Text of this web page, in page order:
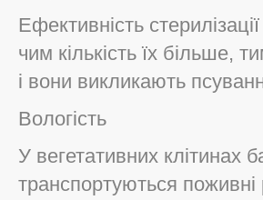
Ефективність
чим кількість їх більше,
і вони викликають
Вологість
У вегетативних клітинах
транспортуються